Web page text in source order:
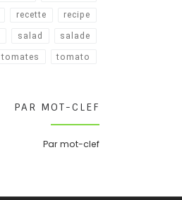
recette
recipe
salad
salade
tomates
tomato
PAR MOT-CLEF
Par mot-clef